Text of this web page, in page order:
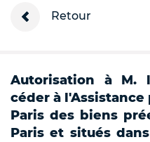
Retour
Autorisation à M.
céder à
Paris des biens
Paris et situés